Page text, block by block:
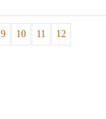
9 10 11 12